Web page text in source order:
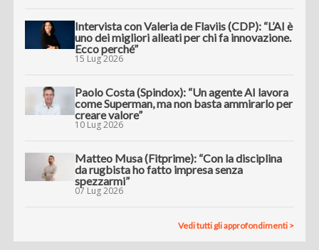
Intervista con Valeria de Flaviis (CDP): “L’AI è
uno dei migliori alleati per chi fa innovazione.
Ecco perché”
15 Lug 2026
Paolo Costa (Spindox): “Un agente AI lavora
come Superman, ma non basta ammirarlo per
creare valore”
10 Lug 2026
Matteo Musa (Fitprime): “Con la disciplina
da rugbista ho fatto impresa senza
spezzarmi”
07 Lug 2026
Vedi tutti gli approfondimenti >